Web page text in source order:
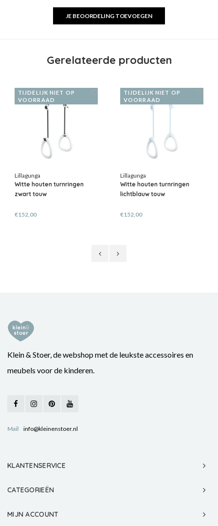
JE BEOORDELING TOEVOEGEN
Gerelateerde producten
TIJDELIJK NIET OP
VOORRAAD
Lillagunga
Witte houten turnringen
zwart touw
€152,00
TIJDELIJK NIET OP
VOORRAAD
Lillagunga
Witte houten turnringen
lichtblauw touw
€152,00
Klein & Stoer, de webshop met de leukste accessoires en
meubels voor de kinderen.
Mail info@kleinenstoer.nl
KLANTENSERVICE
CATEGORIEËN
MIJN ACCOUNT